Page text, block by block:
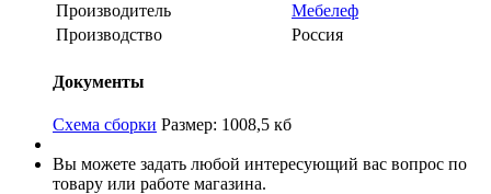
Производитель
Мебелеф
Производство
Россия
Документы
Схема сборки Размер: 1008,5 кб
Вы можете задать любой интересующий вас вопрос по
товару или работе магазина.